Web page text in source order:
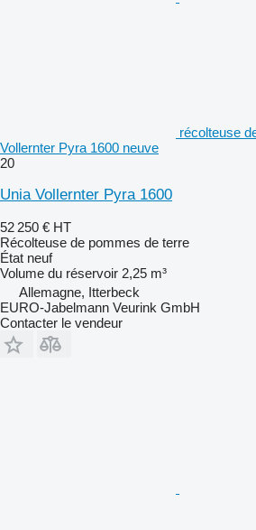
récolteuse
Vollernter Pyra 1600 neuve
20
Unia Vollernter Pyra 1600
52 250 € HT
Récolteuse de pommes de terre
État neuf
Volume du réservoir 2,25 m³
Allemagne, Itterbeck
EURO-Jabelmann Veurink GmbH
Contacter le vendeur